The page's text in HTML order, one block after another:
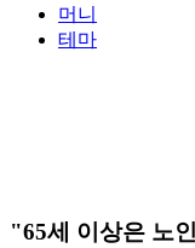
머니
테마
"65세 이상은 노